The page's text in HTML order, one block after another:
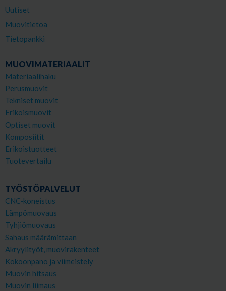
Uutiset
Muovitietoa
Tietopankki
MUOVIMATERIAALIT
Materiaalihaku
Perusmuovit
Tekniset muovit
Erikoismuovit
Optiset muovit
Komposiitit
Erikoistuotteet
Tuotevertailu
TYÖSTÖPALVELUT
CNC-koneistus
Lämpömuovaus
Tyhjiömuovaus
Sahaus määrämittaan
Akryylityöt, muovirakenteet
Kokoonpano ja viimeistely
Muovin hitsaus
Muovin liimaus